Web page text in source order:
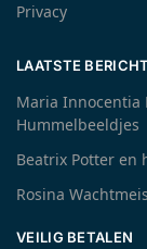
Privacy
LAATSTE
Maria Innocentia
Hummelbeeldjes
Beatrix Potter en
Rosina
VEILIG BETALEN